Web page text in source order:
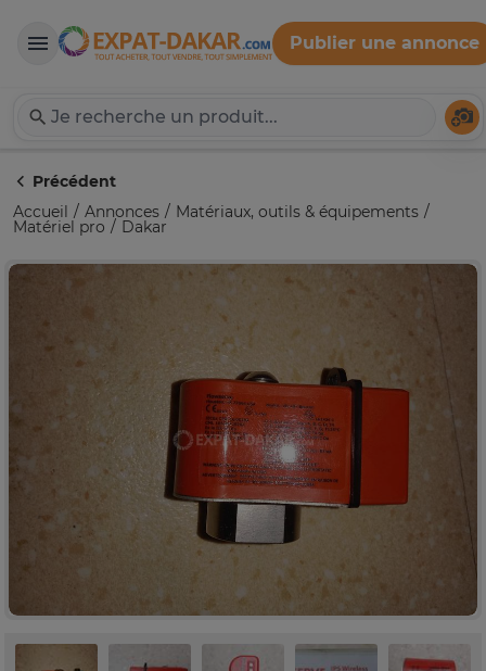
Expat-Dakar
Publier une annonce
Précédent
Accueil
Annonces Matériaux, outils & équipements
Matériel pro Dakar